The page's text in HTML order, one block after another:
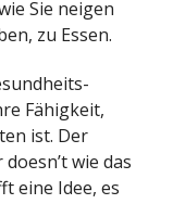
Sie neigen
zu Essen.
Fähigkeit,
ist. Der
wie das
eine Idee, es